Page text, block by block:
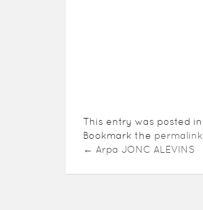
This entry was posted in .
Bookmark the permalink
← Arpa JONC ALEVINS